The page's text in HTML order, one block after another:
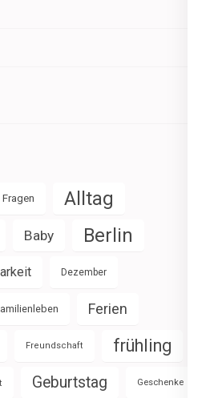
Alltag
Baby Berlin
Dezember
Ferien
Freundschaft frühling
Geburtstag Geschenke